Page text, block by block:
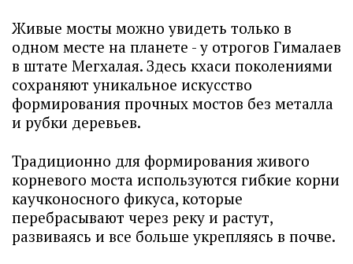
Живые мосты можно увидеть только в
одном месте на планете - у отрогов Гималаев
в штате Мегхалая. Здесь кхаси поколениями
сохраняют уникальное искусство
формирования прочных мостов без металла
и рубки деревьев.
Традиционно для формирования живого
корневого моста используются гибкие корни
каучконосного фикуса, которые
перебрасывают через реку и растут,
развиваясь и все больше укрепляясь в почве.